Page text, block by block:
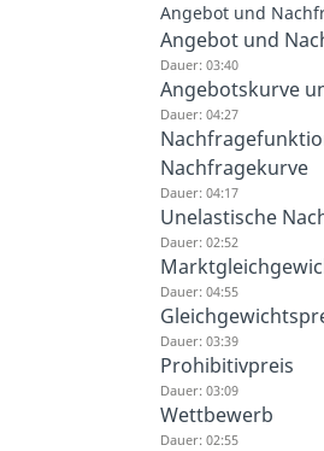
Angebot und
Angebot und
Dauer: 03:40
Angebotskurve
Dauer: 04:27
Nachfragekurve
Dauer: 04:17
Unelastische
Dauer: 02:52
Dauer: 04:55
Dauer: 03:39
Prohibitivpreis
Dauer: 03:09
Wettbewerb
Dauer: 02:55